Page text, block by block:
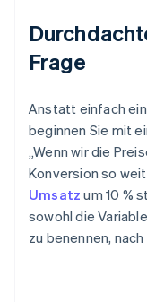
Frage
Anstatt einfach
beginnen Sie mit
„Wenn wir die
Konversion so
Umsatz um 10 %
sowohl die
zu benennen,